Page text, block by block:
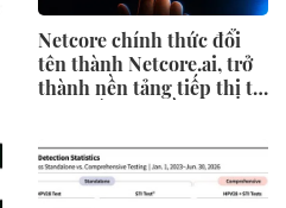
Netcore chính thức đổi
tên thành Netcore.ai, trở
thành nền tảng tiếp thị tự
trưởng khách hàng